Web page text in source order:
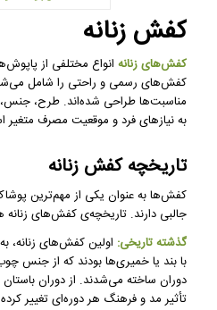
کفش زنانه
کفش‌های زنانهانواع مختلفی از
کفش‌های رسمی و راحتی را شامل
مناسبت‌ها طراحی شده‌اند. طرح،
به نیازهای فرد و موقعیت مصرف
تاریخچه کفش زنانه
کفش‌ها به عنوان یکی از مهم‌ترین
جالبی دارند. تاریخچه‌ی کفش‌های زنانه
گذشته تاریخی: اولین کفش‌های زنانه،
با بند یا خمیری‌ها بودند که از جنس
دوران ساخته می‌شدند. از دوران
تأثیر مد و فرهنگ هر دوره‌ای تغییر